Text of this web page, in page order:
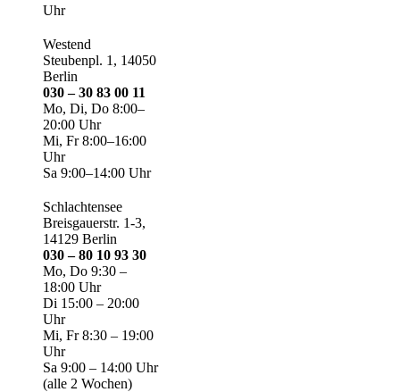
Uhr
Westend
Steubenpl. 1, 14050
Berlin
030 – 30 83 00 11
Mo, Di, Do 8:00–
20:00 Uhr
Mi, Fr 8:00–16:00
Uhr
Sa 9:00–14:00 Uhr
Schlachtensee
Breisgauerstr. 1-3,
14129 Berlin
030 – 80 10 93 30
Mo, Do 9:30 –
18:00 Uhr
Di 15:00 – 20:00
Uhr
Mi, Fr 8:30 – 19:00
Uhr
Sa 9:00 – 14:00 Uhr
(alle 2 Wochen)